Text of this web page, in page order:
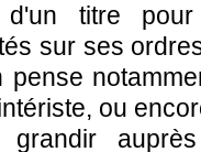
d'un titre
sur ses
ou